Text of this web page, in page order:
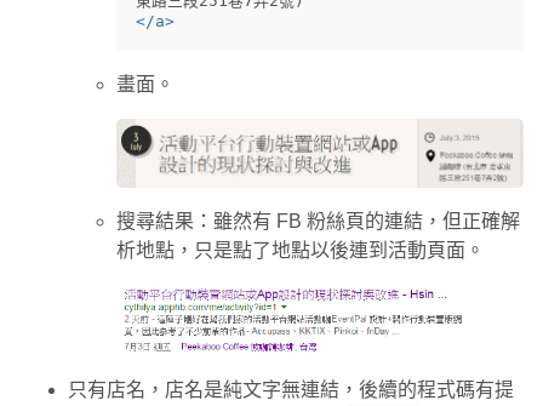
</a>
畫面。
搜尋結果：雖然有 FB 粉絲頁的連結，但正確解
析地點，只是點了地點以後連到活動頁面。
只有店名，店名是純文字無連結，後續的程式碼有提